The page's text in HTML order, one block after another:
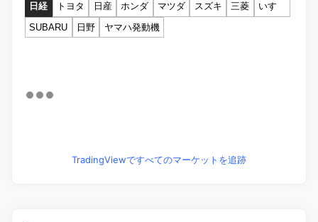
日経 トヨタ 日産 ホンダ マツダ スズキ 三菱
いすゞ
SUBARU
日野 ヤマハ発動機
TradingViewですべてのマーケットを追跡